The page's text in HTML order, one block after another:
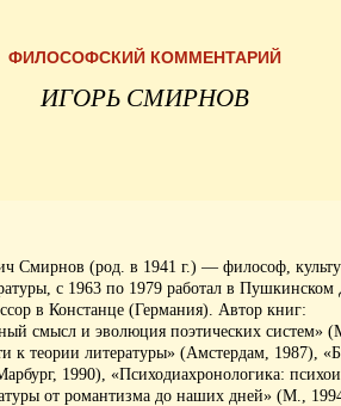
ФИЛОСОФСКИЙ КОММЕНТАРИЙ
ИГОРЬ СМИРНОВ
Смирнов (род. в 1941 г.) — философ,
с 1963 по 1979 работал в
в Констанце (Германия). Автор книг:
смысл и эволюция поэтических систем»
к теории литературы» (Амстердам, 1987),
1990), «Психодиахронологика:
от романтизма до наших дней» (М.,